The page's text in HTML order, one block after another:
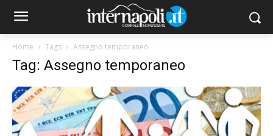
Home Tags Assegno temporaneo
Tag: Assegno temporaneo